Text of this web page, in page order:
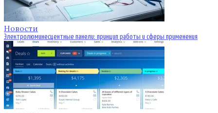
Новости
Электролюминесцентные панели: принцип работы и сферы применения